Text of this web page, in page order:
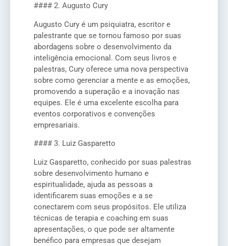
#### 2. Augusto Cury
Augusto Cury é um psiquiatra, escritor e
palestrante que se tornou famoso por suas
abordagens sobre o desenvolvimento da
inteligência emocional. Com seus livros e
palestras, Cury oferece uma nova perspectiva
sobre como gerenciar a mente e as emoções,
promovendo a superação e a inovação nas
equipes. Ele é uma excelente escolha para
eventos corporativos e convenções
empresariais.
#### 3. Luiz Gasparetto
Luiz Gasparetto, conhecido por suas palestras
sobre desenvolvimento humano e
espiritualidade, ajuda as pessoas a
identificarem suas emoções e a se
conectarem com seus propósitos. Ele utiliza
técnicas de terapia e coaching em suas
apresentações, o que pode ser altamente
benéfico para empresas que desejam